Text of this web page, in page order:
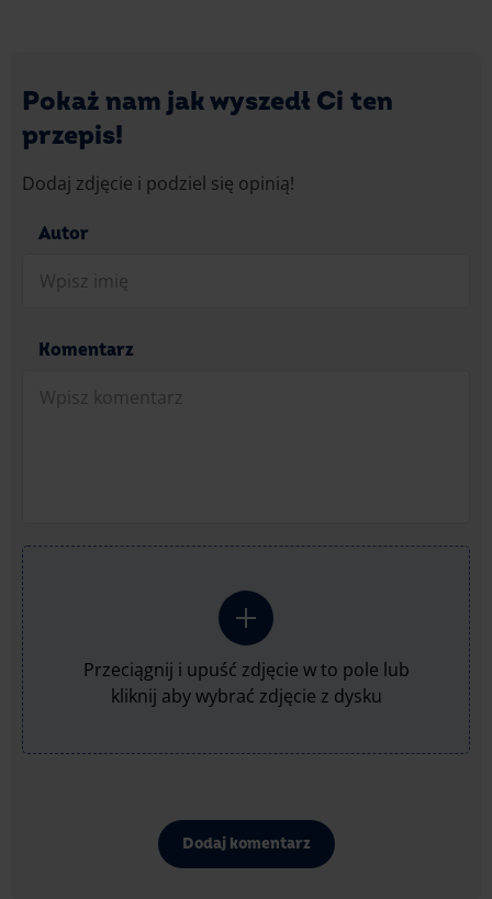
Pokaż nam jak wyszedł Ci ten
przepis!
Dodaj zdjęcie i podziel się opinią!
Autor
Komentarz
Przeciągnij i upuść zdjęcie w to pole lub
kliknij aby wybrać zdjęcie z dysku
Dodaj komentarz